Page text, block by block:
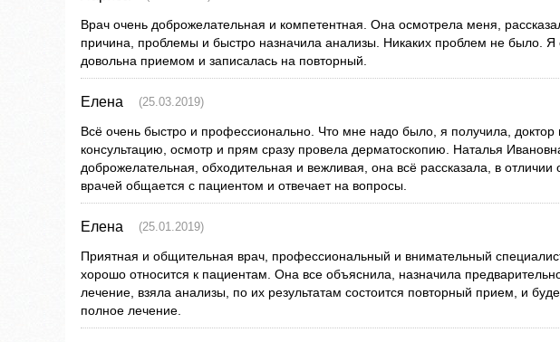
Врач очень доброжелательная и компетентная. Она осмотрела меня,
причина, проблемы и быстро назначила анализы. Никаких проблем не было. Я
довольна приемом и записалась на повторный.
Елена (25.03.2019)
Всё очень быстро и профессионально. Что мне надо было, я получила, доктор
консультацию, осмотр и прям сразу провела дерматоскопию. Наталья
доброжелательная, обходительная и вежливая, она всё рассказала, в отличии
врачей общается с пациентом и отвечает на вопросы.
Елена (25.01.2019)
Приятная и общительная врач, профессиональный и внимательный
хорошо относится к пациентам. Она все объяснила, назначила
лечение, взяла анализы, по их результатам состоится повторный прием, и
полное лечение.